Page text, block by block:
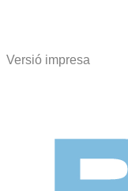
Versió impresa